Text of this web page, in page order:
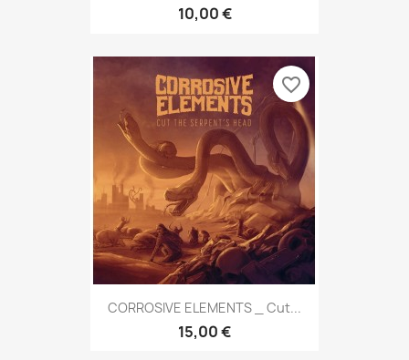
10,00 €
CORROSIVE ELEMENTS _ Cut...
15,00 €
favorite_border